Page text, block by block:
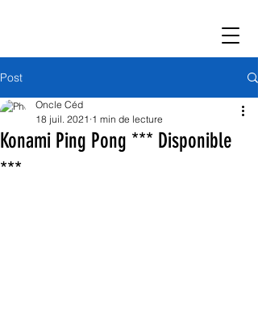
Post
Konami Ping Pong *** Disponible
***
Oncle Céd
18 juil. 2021 1 min de lecture